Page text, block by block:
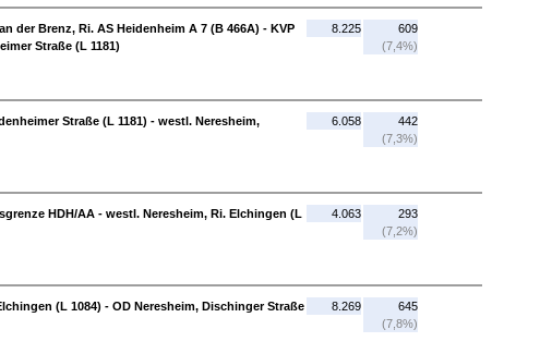
der Brenz, Ri. AS Heidenheim A 7 (B 466A) - KVP
Straße (L 1181)
8.225
609
(7,4%)
Straße (L 1181) - westl. Neresheim,
6.058
442
(7,3%)
HDH/AA - westl. Neresheim, Ri. Elchingen (L
4.063
293
(7,2%)
(L 1084) - OD Neresheim, Dischinger Straße
8.269
645
(7,8%)